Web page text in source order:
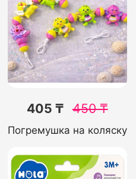
405 ₸ 450₸
Погремушка на коляску